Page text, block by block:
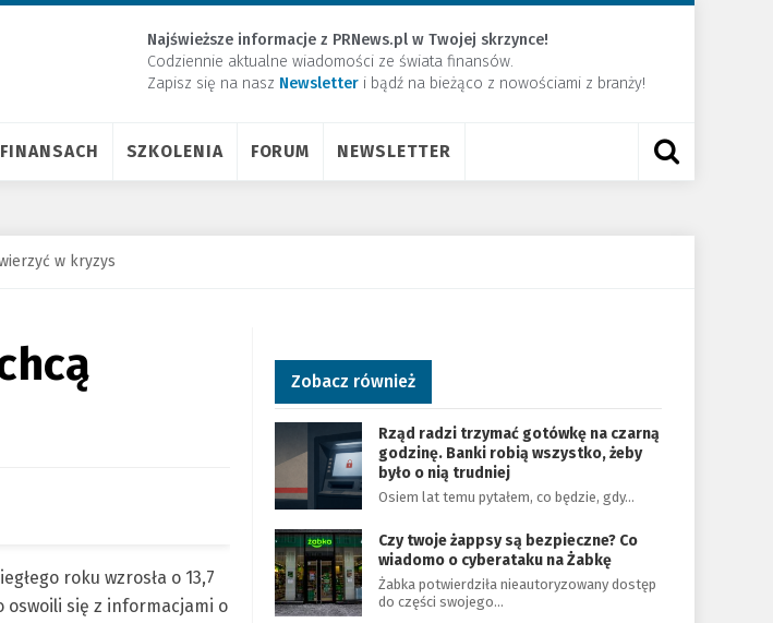
Najświeższe informacje z PRNews.pl w Twojej skrzynce!
Codziennie aktualne wiadomości ze świata finansów.
Zapisz się na nasz Newsletter ​i bądź na bieżąco z nowościami z branży!
SZKOLENIA FORUM NEWSLETTER
w kryzys
roku wzrosła o 13,7
oswoili się z informacjami o
Zobacz również
Rząd radzi trzymać gotówkę na czarną
godzinę. Banki robią wszystko, żeby
było o nią trudniej
Osiem lat temu pytałem, co będzie, gdy…
Czy twoje żappsy są bezpieczne? Co
wiadomo o cyberataku na Żabkę
Żabka potwierdziła nieautoryzowany dostęp
do części swojego…